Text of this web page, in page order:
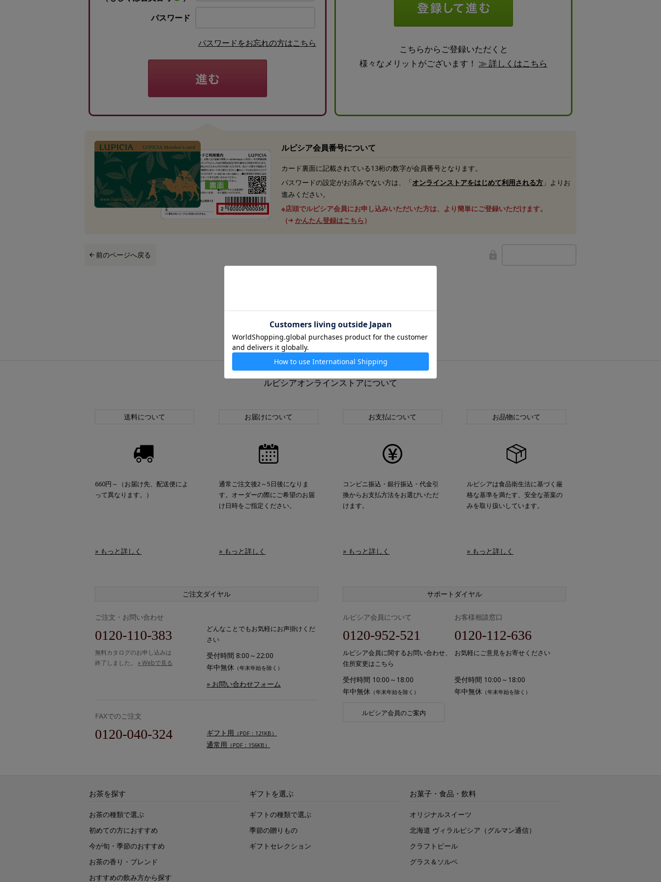
パスワード
パスワードをお忘れの方はこちら
こちらからご登録いただくと
様々なメリットがございます！ ≫ 詳しくはこちら
ルピシア会員番号について
カード裏面に記載されている13桁の数字が会員番号となります。
パスワードの設定がお済みでない方は、「オンラインストアをはじめて利用される方 」よりお
進みください。
※店頭でルピシア会員にお申し込みいただいた方は、より簡単にご登録いただけます。
（
かんたん登録はこちら）
前のページへ戻る
ルピシアオンラインストアについて
送料について
660円～（お届け先、配送便によ
って異なります。）
» もっと詳しく
お届けについて
通常ご注文後2～5日後になりま
す。オーダーの際にご希望のお届
け日時をご指定ください。
» もっと詳しく
お支払について
コンビニ振込・銀行振込・代金引
換からお支払方法をお選びいただ
けます。
» もっと詳しく
お品物について
ルピシアは食品衛生法に基づく厳
格な基準を満たす、安全な茶葉の
みを取り扱いしています。
» もっと詳しく
ご注文ダイヤル
ご注文・お問い合わせ
0120-110-383
無料カタログのお申し込みは
終了しました。 » Webで見る
どんなことでもお気軽にお声掛けくだ
さい
受付時間 8:00～22:00
年中無休 （年末年始を除く）
» お問い合わせフォーム
FAXでのご注文
0120-040-324 ギフト用 （PDF：121KB）
通常用 （PDF：156KB）
サポートダイヤル
ルピシア会員について
0120-952-521
ルピシア会員に関するお問い合わせ、
住所変更はこちら
受付時間 10:00～18:00
年中無休 （年末年始を除く）
ルピシア会員のご案内
お客様相談窓口
0120-112-636
お気軽にご意見をお寄せください
受付時間 10:00～18:00
年中無休 （年末年始を除く）
お茶を探す
お茶の種類で選ぶ
初めての方におすすめ
今が旬・季節のおすすめ
お茶の香り・ブレンド
おすすめの飲み方から探す
ギフトを選ぶ
ギフトの種類で選ぶ
季節の贈りもの
ギフトセレクション
お菓子・食品・飲料
オリジナルスイーツ
北海道 ヴィラルピシア（グルマン通信）
クラフトビール
グラス＆ソルベ